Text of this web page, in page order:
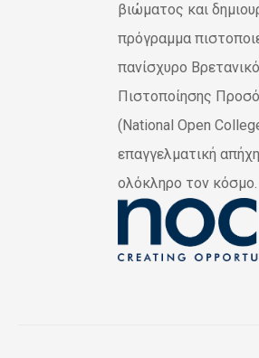
βιώματος και
πρόγραμμα
πανίσχυρο
Πιστοποίησης
(National Open
επαγγελματική
ολόκληρο τον κόσμο.